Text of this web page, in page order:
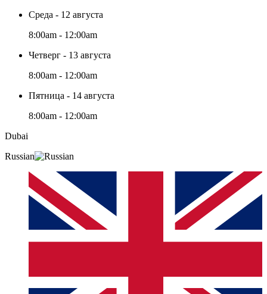
Среда - 12 августа
8:00am - 12:00am
Четверг - 13 августа
8:00am - 12:00am
Пятница - 14 августа
8:00am - 12:00am
Dubai
Russian